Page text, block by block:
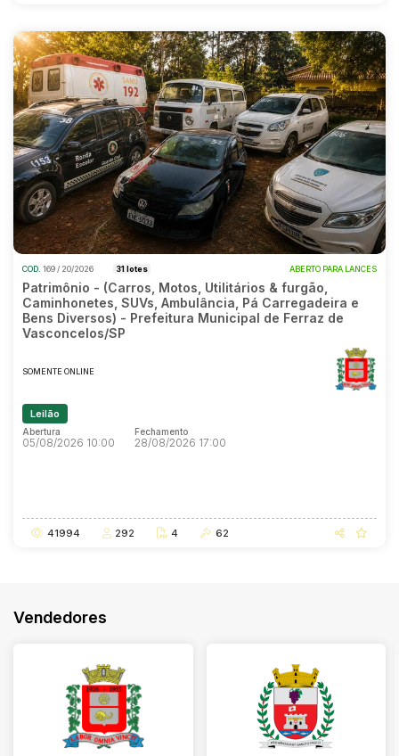
COD. 169 / 20/2026 31 lotes ABERTO PARA LANCES
Patrimônio - (Carros, Motos, Utilitários & furgão,
Caminhonetes, SUVs, Ambulância, Pá Carregadeira e
Bens Diversos) - Prefeitura Municipal de Ferraz de
Vasconcelos/SP
SOMENTE ONLINE
Leilão
Abertura
05/08/2026 10:00
Fechamento
28/08/2026 17:00
41994 292 4 62
Vendedores